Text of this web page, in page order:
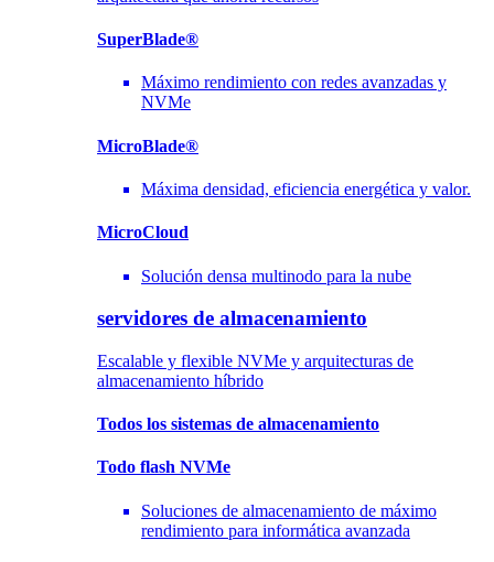
SuperBlade®
Máximo rendimiento con redes avanzadas y
NVMe
MicroBlade®
Máxima densidad, eficiencia energética y valor.
MicroCloud
Solución densa multinodo para la nube
servidores de almacenamiento
Escalable y flexible NVMe y arquitecturas de
almacenamiento híbrido
Todos los sistemas de almacenamiento
Todo flash NVMe
Soluciones de almacenamiento de máximo
rendimiento para informática avanzada